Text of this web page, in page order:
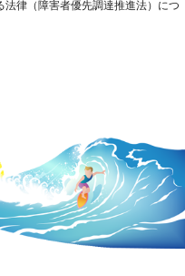
律（障害者優先調達推進法）につ